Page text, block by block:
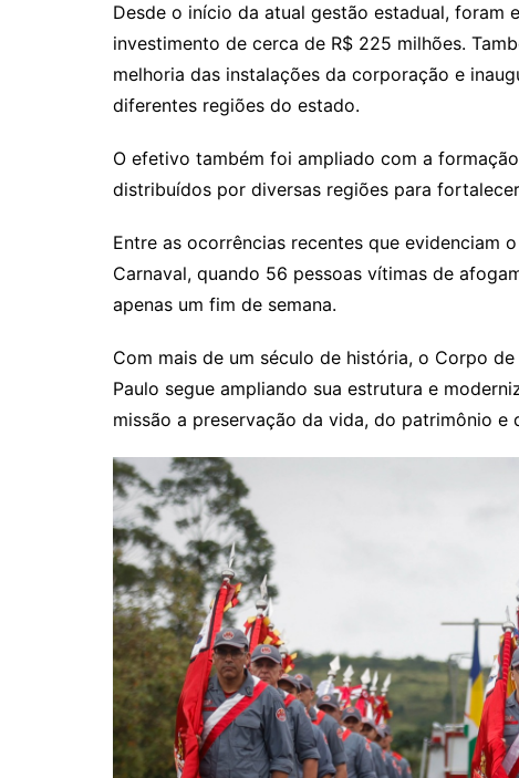
Desde o início da atual gestão estadual, foram
investimento de cerca de R$ 225 milhões.
melhoria das instalações da corporação e
diferentes regiões do estado.
O efetivo também foi ampliado com a
distribuídos por diversas regiões para
Entre as ocorrências recentes que evidenciam
Carnaval, quando 56 pessoas vítimas de
apenas um fim de semana.
Com mais de um século de história, o Corpo
Paulo segue ampliando sua estrutura e
missão a preservação da vida, do patrimônio